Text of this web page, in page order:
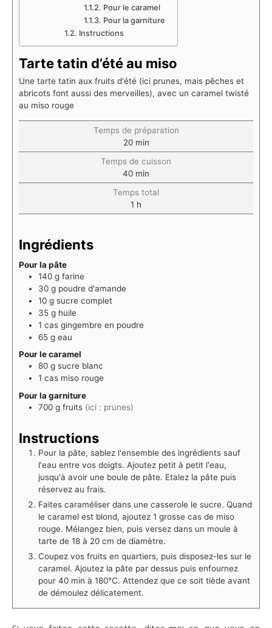
Pour le caramel
Pour la garniture
Instructions
Tarte tatin d’été au miso
Une tarte tatin aux fruits d'été (ici prunes, mais pêches et
abricots font aussi des merveilles), avec un caramel twisté
au miso rouge
Temps de préparation
20 min
Temps de cuisson
40 min
Temps total
1 h
Ingrédients
Pour la pâte
140 g farine
30 g poudre d'amande
10 g sucre complet
35 g huile
1 cas gingembre en poudre
65 g eau
Pour le caramel
80 g sucre blanc
1 cas miso rouge
Pour la garniture
700 g fruits (ici : prunes)
Instructions
Pour la pâte, sablez l'ensemble des ingrédients sauf
l'eau entre vos doigts. Ajoutez petit à petit l'eau,
jusqu'à avoir une boule de pâte. Etalez la pâte puis
réservez au frais.
⁠Faites caraméliser dans une casserole le sucre. Quand
le caramel est blond, ajoutez 1 grosse cas de miso
rouge. Mélangez bien, puis versez dans un moule à
tarte de 18 à 20 cm de diamètre. ⁠
Coupez vos fruits en quartiers, puis disposez-les sur le
caramel. ⁠Ajoutez la pâte par dessus puis enfournez
pour 40 min à 180°C. Attendez que ce soit tiède avant
de démoulez délicatement. ⁠